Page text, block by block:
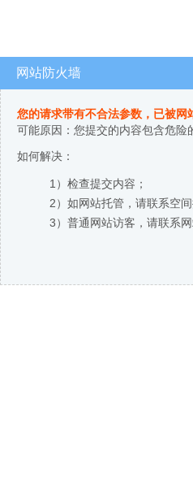
网站防火墙
您的请求带有不合法参数，已被网
可能原因：您提交的内容包含危险
如何解决：
1）检查提交内容；
2）如网站托管，请联系空间
3）普通网站访客，请联系网